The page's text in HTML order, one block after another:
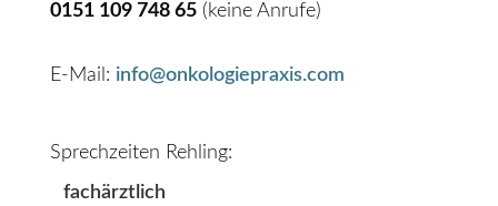
0151 109 748 65(keine Anrufe)
E-Mail: info@onkologiepraxis.com
Sprechzeiten Rehling:
fachärztlich